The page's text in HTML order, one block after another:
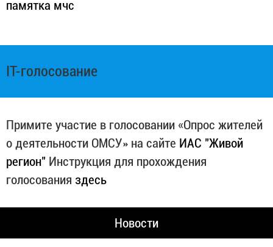
памятка мчс
IT-голосование
Примите участие в голосовании «Опрос жителей
о деятельности ОМСУ» на сайте ИАС "Живой
регион" Инструкция для прохождения
голосования здесь
Новости